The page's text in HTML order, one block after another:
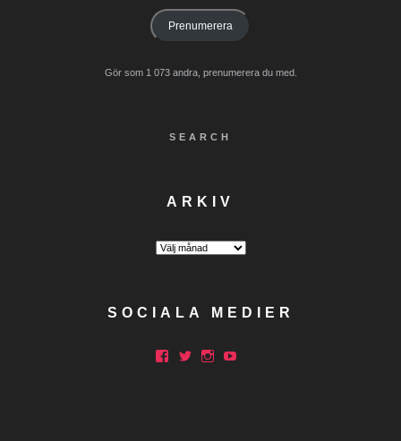
Prenumerera
Gör som 1 073 andra, prenumerera du med.
SEARCH
ARKIV
Arkiv
SOCIALA MEDIER
Facebook
Twitter
Instagram